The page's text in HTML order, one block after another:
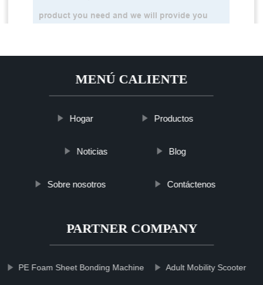
MENÚ CALIENTE
Hogar Productos
Noticias Blog
Sobre nosotros Contáctenos
PARTNER COMPANY
PE Foam Sheet Bonding Machine Adult Mobility Scooter